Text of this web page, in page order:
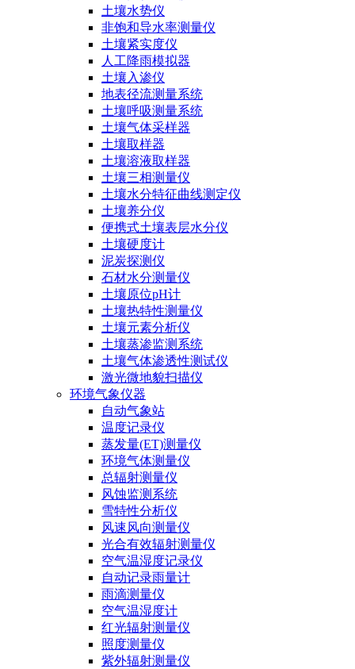
土壤水势仪
非饱和导水率测量仪
土壤紧实度仪
人工降雨模拟器
土壤入渗仪
地表径流测量系统
土壤呼吸测量系统
土壤气体采样器
土壤取样器
土壤溶液取样器
土壤三相测量仪
土壤水分特征曲线测定仪
土壤养分仪
便携式土壤表层水分仪
土壤硬度计
泥炭探测仪
石材水分测量仪
土壤原位pH计
土壤热特性测量仪
土壤元素分析仪
土壤蒸渗监测系统
土壤气体渗透性测试仪
激光微地貌扫描仪
环境气象仪器
自动气象站
温度记录仪
蒸发量(ET)测量仪
环境气体测量仪
总辐射测量仪
风蚀监测系统
雪特性分析仪
风速风向测量仪
光合有效辐射测量仪
空气温湿度记录仪
自动记录雨量计
雨滴测量仪
空气温湿度计
红光辐射测量仪
照度测量仪
紫外辐射测量仪